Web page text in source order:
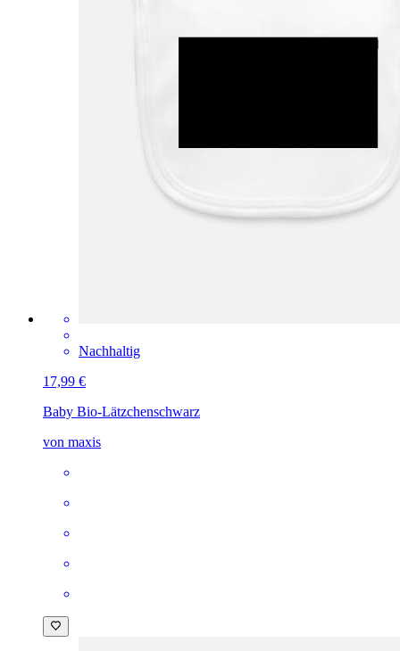
Nachhaltig
17,99 €
Baby Bio-Lätzchenschwarz
von maxis